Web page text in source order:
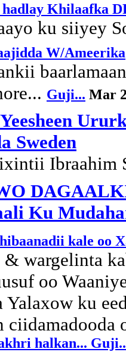
Khilaafka
ku siiyey
W/Ameerika
Guji... Mar
Sweden
Ibraahim
Ku
kale oo
& wargelinta
oo
Yalaxow ku
ciidamadooda
halkan...